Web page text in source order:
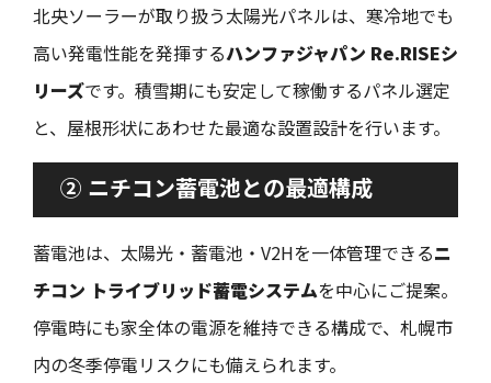
北央ソーラーが取り扱う太陽光パネルは、寒冷地でも
高い発電性能を発揮するハンファジャパン Re.RISEシ
リーズです。積雪期にも安定して稼働するパネル選定
と、屋根形状にあわせた最適な設置設計を行います。
② ニチコン蓄電池との最適構成
蓄電池は、太陽光・蓄電池・V2Hを一体管理できるニ
チコン トライブリッド蓄電システムを中心にご提案。
停電時にも家全体の電源を維持できる構成で、札幌市
内の冬季停電リスクにも備えられます。